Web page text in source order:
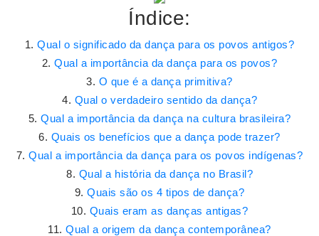
Índice:
Qual o significado da dança para os povos antigos?
Qual a importância da dança para os povos?
O que é a dança primitiva?
Qual o verdadeiro sentido da dança?
Qual a importância da dança na cultura brasileira?
Quais os benefícios que a dança pode trazer?
Qual a importância da dança para os povos indígenas?
Qual a história da dança no Brasil?
Quais são os 4 tipos de dança?
Quais eram as danças antigas?
Qual a origem da dança contemporânea?